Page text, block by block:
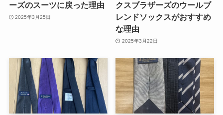
ーズのスーツに戻った理由
2025年3月25日
クスブラザーズのウールブ
レンドソックスがおすすめ
な理由
2025年3月22日